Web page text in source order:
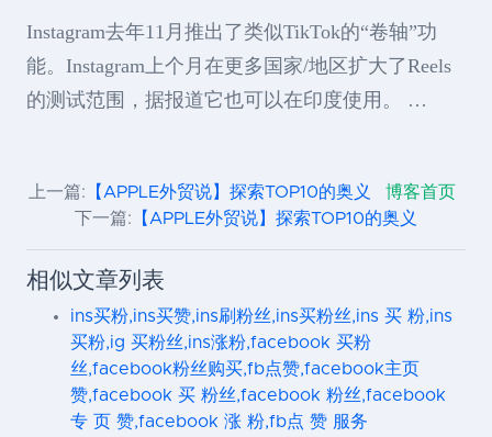
Instagram去年11月推出了类似TikTok的“卷轴”功
能。Instagram上个月在更多国家/地区扩大了Reels
的测试范围，据报道它也可以在印度使用。 …
上一篇: 【APPLE外贸说】探索TOP10的奥义
博客首页
下一篇: 【APPLE外贸说】探索TOP10的奥义
相似文章列表
ins买粉,ins买赞,ins刷粉丝,ins买粉丝,ins 买 粉,ins
买粉,ig 买粉丝,ins涨粉,facebook 买粉
丝,facebook粉丝购买,fb点赞,facebook主页
赞,facebook 买 粉丝,facebook 粉丝,facebook
专 页 赞,facebook 涨 粉,fb点 赞 服务